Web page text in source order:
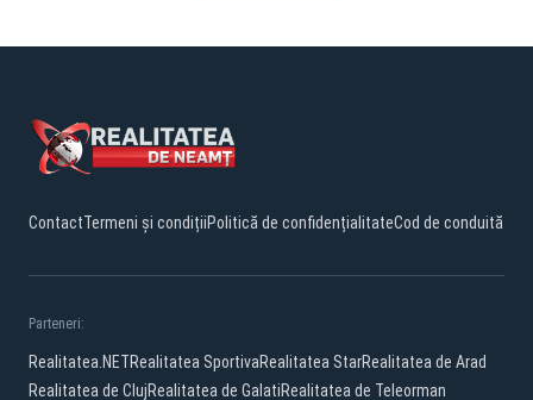
ContactTermeni și condițiiPolitică de confidențialitateCod de conduită
Parteneri:
Realitatea.NETRealitatea SportivaRealitatea StarRealitatea de Arad
Realitatea de ClujRealitatea de GalatiRealitatea de Teleorman